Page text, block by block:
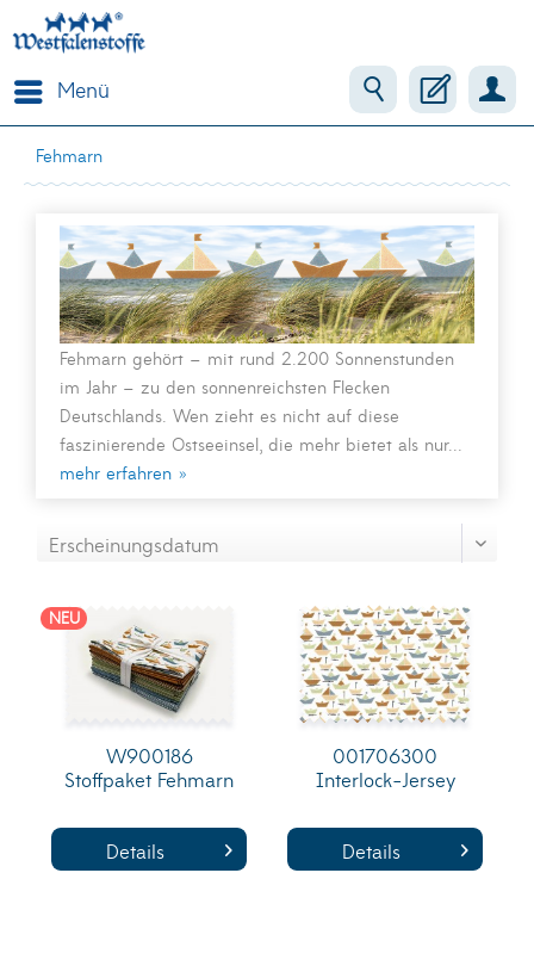
Menü
Fehmarn
Fehmarn gehört – mit rund 2.200 Sonnenstunden
im Jahr – zu den sonnenreichsten Flecken
Deutschlands. Wen zieht es nicht auf diese
faszinierende Ostseeinsel, die mehr bietet als nur...
mehr erfahren »
NEU
W900186
Stoffpaket Fehmarn
Details
001706300
Interlock-Jersey
Details